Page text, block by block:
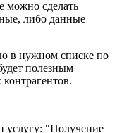
можно сделать
либо данные
в нужном списке по
полезным
услугу: "Получение